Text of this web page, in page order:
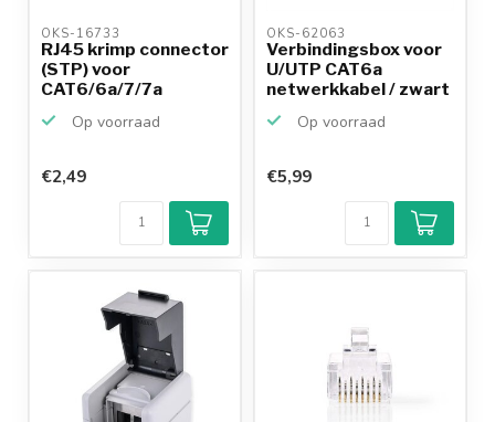
OKS-16733
RJ45 krimp connector
(STP) voor
CAT6/6a/7/7a
Op voorraad
€2,49
OKS-62063
Verbindingsbox voor
U/UTP CAT6a
netwerkkabel / zwart
Op voorraad
€5,99